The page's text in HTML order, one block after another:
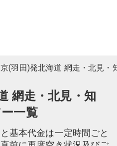
(羽田)発北海道 網走・北見・
網走・北見・知
一覧
基本代金は一定時間ごと